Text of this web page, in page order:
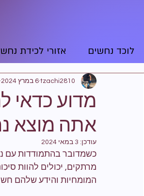
לוכד נחשים אזורי לכידת
מדוע כדאי
אתה מוצא
tzachi2810 6 במרץ 2024
עודכן: 3 במאי 2024
כשמדובר בהתמודדות עם
מרתקים, יכולים להוות
המומחיות והידע שלהם